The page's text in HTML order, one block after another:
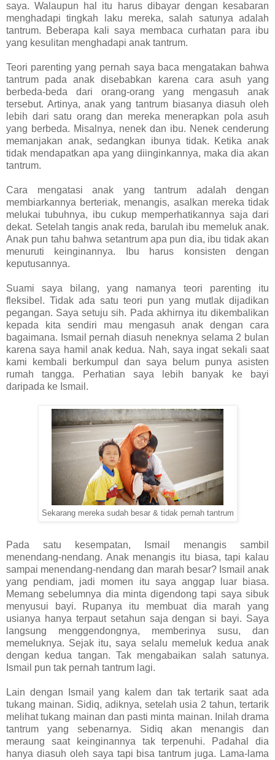
saya. Walaupun hal itu harus dibayar dengan kesabaran
menghadapi tingkah laku mereka, salah satunya adalah
tantrum. Beberapa kali saya membaca curhatan para ibu
yang kesulitan menghadapi anak tantrum.
Teori parenting yang pernah saya baca mengatakan bahwa
tantrum pada anak disebabkan karena cara asuh yang
berbeda-beda dari orang-orang yang mengasuh anak
tersebut. Artinya, anak yang tantrum biasanya diasuh oleh
lebih dari satu orang dan mereka menerapkan pola asuh
yang berbeda. Misalnya, nenek dan ibu. Nenek cenderung
memanjakan anak, sedangkan ibunya tidak. Ketika anak
tidak mendapatkan apa yang diinginkannya, maka dia akan
tantrum.
Cara mengatasi anak yang tantrum adalah dengan
membiarkannya berteriak, menangis, asalkan mereka tidak
melukai tubuhnya, ibu cukup memperhatikannya saja dari
dekat. Setelah tangis anak reda, barulah ibu memeluk anak.
Anak pun tahu bahwa setantrum apa pun dia, ibu tidak akan
menuruti keinginannya. Ibu harus konsisten dengan
keputusannya.
Suami saya bilang, yang namanya teori parenting itu
fleksibel. Tidak ada satu teori pun yang mutlak dijadikan
pegangan. Saya setuju sih. Pada akhirnya itu dikembalikan
kepada kita sendiri mau mengasuh anak dengan cara
bagaimana. Ismail pernah diasuh neneknya selama 2 bulan
karena saya hamil anak kedua. Nah, saya ingat sekali saat
kami kembali berkumpul dan saya belum punya asisten
rumah tangga. Perhatian saya lebih banyak ke bayi
daripada ke Ismail.
Sekarang mereka sudah besar & tidak pernah tantrum
Pada satu kesempatan, Ismail menangis sambil
menendang-nendang. Anak menangis itu biasa, tapi kalau
sampai menendang-nendang dan marah besar? Ismail anak
yang pendiam, jadi momen itu saya anggap luar biasa.
Memang sebelumnya dia minta digendong tapi saya sibuk
menyusui bayi. Rupanya itu membuat dia marah yang
usianya hanya terpaut setahun saja dengan si bayi. Saya
langsung menggendongnya, memberinya susu, dan
memeluknya. Sejak itu, saya selalu memeluk kedua anak
dengan kedua tangan. Tak mengabaikan salah satunya.
Ismail pun tak pernah tantrum lagi.
Lain dengan Ismail yang kalem dan tak tertarik saat ada
tukang mainan. Sidiq, adiknya, setelah usia 2 tahun, tertarik
melihat tukang mainan dan pasti minta mainan. Inilah drama
tantrum yang sebenarnya. Sidiq akan menangis dan
meraung saat keinginannya tak terpenuhi. Padahal dia
hanya diasuh oleh saya tapi bisa tantrum juga. Lama-lama